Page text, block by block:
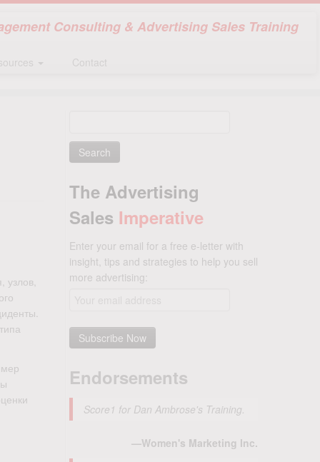
Consulting & Advertising Sales Training
Contact
узлов,
The Advertising
Sales Imperative
Enter your email for a free e-letter with
insight, tips and strategies to help you sell
more advertising:
Endorsements
Score1 for Dan Ambrose's Training.
—Women's Marketing Inc.